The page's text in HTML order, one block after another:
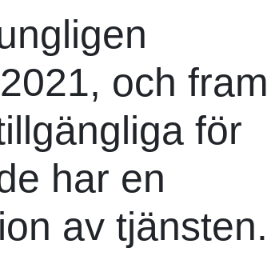
och fram
för
har en
av tjänsten.